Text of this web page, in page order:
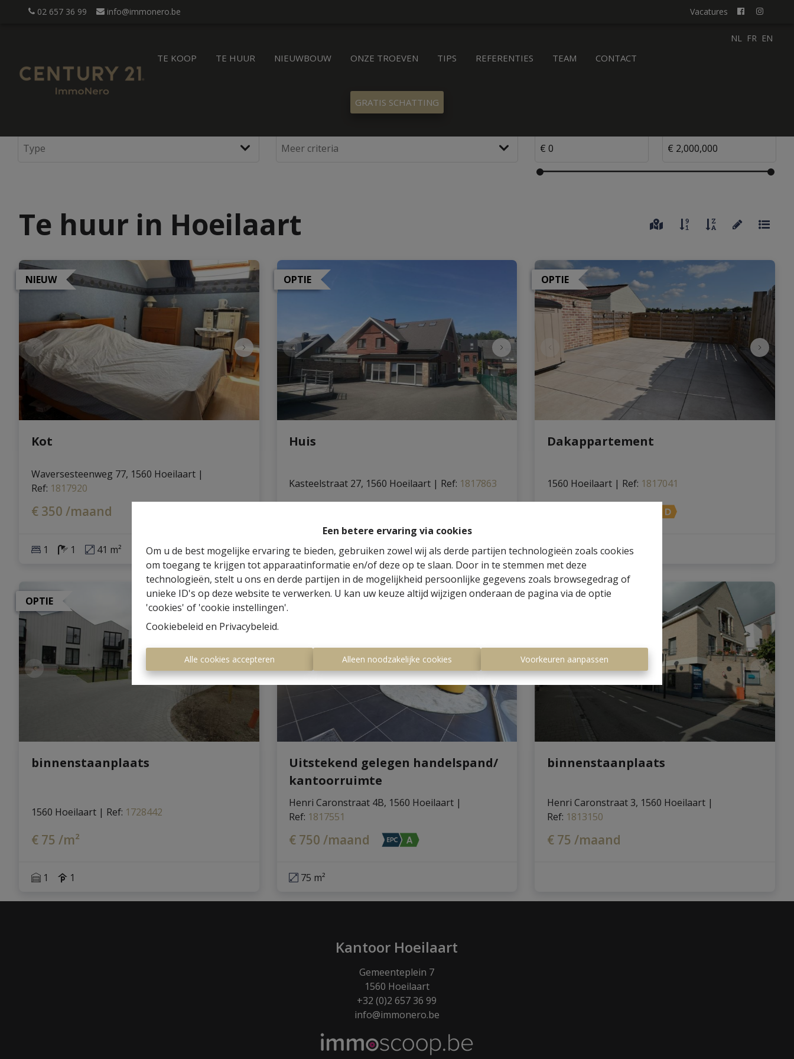
Een betere ervaring via cookies
Om u de best mogelijke ervaring te bieden, gebruiken zowel wij als derde partijen technologieën zoals cookies
om toegang te krijgen tot apparaatinformatie en/of deze op te slaan. Door in te stemmen met deze
technologieën, stelt u ons en derde partijen in de mogelijkheid persoonlijke gegevens zoals browsegedrag of
unieke ID's op deze website te verwerken. U kan uw keuze altijd wijzigen onderaan de pagina via de optie
'cookies' of 'cookie instellingen'.
Cookiebeleid en Privacybeleid.
Alle cookies accepteren Alleen noodzakelijke cookies Voorkeuren aanpassen
02 657 36 99 info@immonero.be Vacatures
TE KOOP TE HUUR NIEUWBOUW ONZE TROEVEN TIPS REFERENTIES TEAM CONTACT
GRATIS SCHATTING
NL FR EN
Te huur in Hoeilaart
NIEUW
Kot
Waversesteenweg 77, 1560 Hoeilaart |
Ref: 1817920
€ 350 /maand
1 1 41 m²
OPTIE
Huis
Kasteelstraat 27, 1560 Hoeilaart | Ref: 1817863
4 2 177 m² 780 m² 6
OPTIE
Dakappartement
1560 Hoeilaart | Ref: 1817041
1 1
OPTIE
binnenstaanplaats
1560 Hoeilaart | Ref: 1728442
€ 75 /m²
1 1
OPTIE
Uitstekend gelegen handelspand/
kantoorruimte
Henri Caronstraat 4B, 1560 Hoeilaart |
Ref: 1817551
€ 750 /maand
75 m²
OPTIE
binnenstaanplaats
Henri Caronstraat 3, 1560 Hoeilaart |
Ref: 1813150
€ 75 /maand
Kantoor Hoeilaart
Gemeenteplein 7
1560 Hoeilaart
+32 (0)2 657 36 99
info@immonero.be